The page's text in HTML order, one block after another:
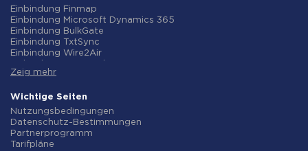
Einbindung Airtable
Einbindung Google Contacts
Einbindung OpenAI (ChatGPT)
Einbindung Instagram
Einbindung ActiveCampaign
Einbindung Typeform
Einbindung Salesforce CRM
Einbindung Notion
Einbindung AWeber
Einbindung Asana
Einbindung ZOHO CRM
Einbindung Webhooks
Einbindung Finmap
Einbindung Microsoft Dynamics 365
Einbindung BulkGate
Einbindung TxtSync
Einbindung Wire2Air
Einbindung Infobip
Einbindung AtomPark
Einbindung TXTImpact
Einbindung Campaign Monitor
Einbindung CM.com
Einbindung D7 Networks
Zeig mehr
Wichtige Seiten
Nutzungsbedingungen
Datenschutz-Bestimmungen
Partnerprogramm
Tarifpläne